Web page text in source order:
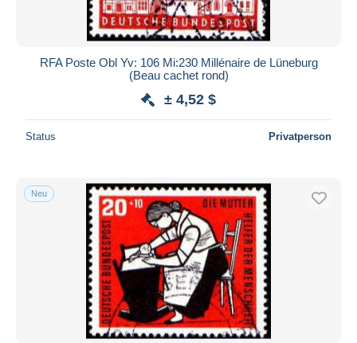
RFA Poste Obl Yv: 106 Mi:230 Millénaire de Lüneburg
(Beau cachet rond)
± 4,52 $
Status Privatperson
Neu